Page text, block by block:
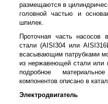
размещаются в
головной частью и
шпилек.
Проточная часть насосов
стали (AISI304 или
всасывающим патрубками
из нержавеющей стали или
подробное
компонентов описано в
Электродвигатель